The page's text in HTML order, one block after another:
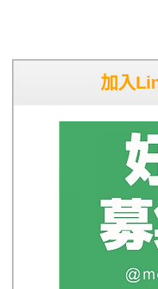
加入